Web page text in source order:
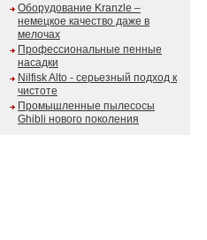
Оборудование Kranzle –
немецкое качество даже в
мелочах
Профессиональные пенные
насадки
Nilfisk Alto - серьезный подход к
чистоте
Промышленные пылесосы
Ghibli нового поколения